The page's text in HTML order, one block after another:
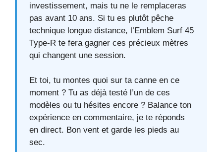
investissement, mais tu ne le remplaceras
pas avant 10 ans. Si tu es plutôt pêche
technique longue distance, l’Emblem Surf 45
Type-R te fera gagner ces précieux mètres
qui changent une session.
Et toi, tu montes quoi sur ta canne en ce
moment ? Tu as déjà testé l’un de ces
modèles ou tu hésites encore ? Balance ton
expérience en commentaire, je te réponds
en direct. Bon vent et garde les pieds au
sec.